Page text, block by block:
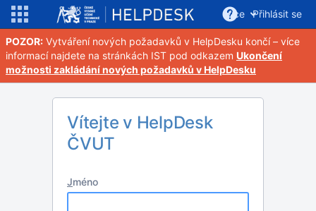
Více Přihlásit se
POZOR: Vytváření nových požadavků v HelpDesku končí – více
informací najdete na stránkách IST pod odkazem Ukončení
možnosti zakládání nových požadavků v HelpDesku
Vítejte v HelpDesk
ČVUT
Jméno